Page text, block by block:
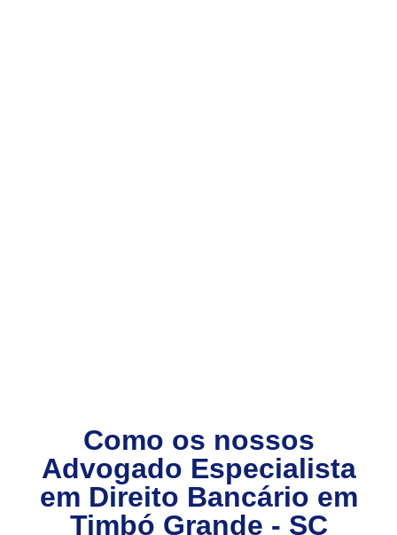
Como os nossos
Advogado Especialista
em Direito Bancário em
Timbó Grande - SC